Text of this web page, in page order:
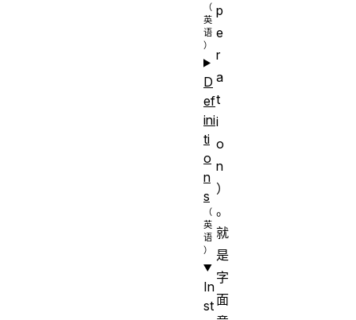
p
e
r
a
t
i
o
n
）
。
就
是
字
面
D
ef
ini
ti
o
n
s
In
st